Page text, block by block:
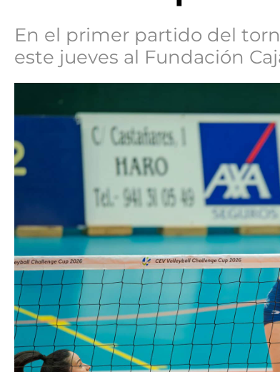
En el primer partido del
este jueves al Fundación